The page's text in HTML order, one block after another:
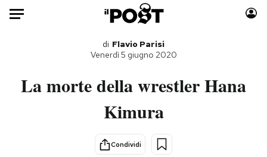
Auto
Libri
Consumismi
Storie/Idee
di Flavio Parisi
Venerdì 5 giugno 2020
La morte della wrestler Hana
Kimura
Condividi